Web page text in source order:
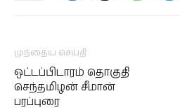
முந்தைய செய்தி
ஒட்டப்பிடாரம் தொகுதி
செந்தமிழன் சீமான்
பரப்புரை